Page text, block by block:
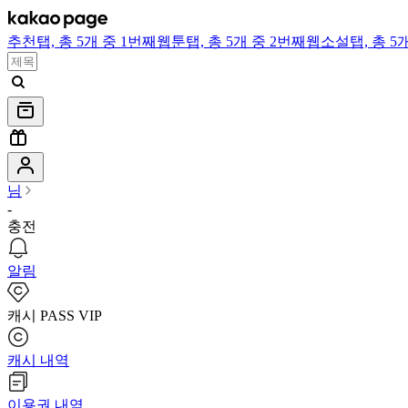
추천 탭, 총 5개 중 1번째 웹툰탭, 총 5개 중 2번째 웹소설탭, 총 5
님
-
충전
알림
캐시 PASS VIP
캐시 내역
이용권 내역